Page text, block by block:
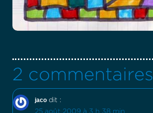
2 commentaires
jaco dit :
25 août 2009 à 3 h 38 min